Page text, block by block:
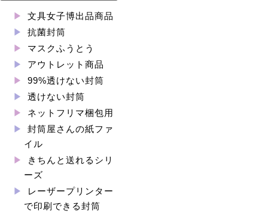
文具女子博出品商品
抗菌封筒
マスクふうとう
アウトレット商品
99%透けない封筒
透けない封筒
ネットフリマ梱包用
封筒屋さんの紙ファ
イル
きちんと送れるシリ
ーズ
レーザープリンター
で印刷できる封筒